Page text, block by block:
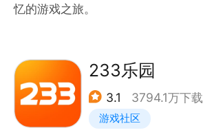
忆的游戏之旅。
233乐园
3.1 3794.1万下载
游戏社区